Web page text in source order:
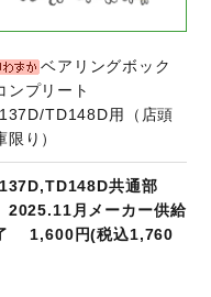
ベアリングボック
ンプリート
TD148D用（店頭
限り）
共通部
月メーカー供給
1,600円(税込1,760